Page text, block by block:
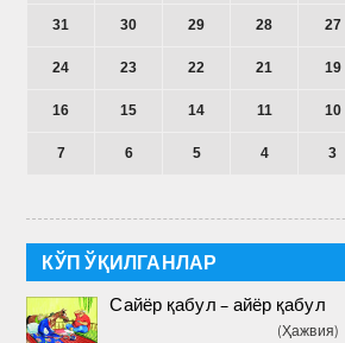
31 30 29 28 27
24 23 22 21 19
16 15 14 11 10
7 6 5 4 3
КЎП ЎҚИЛГАНЛАР
Сайёр қабул – айёр қабул
(Ҳажвия)